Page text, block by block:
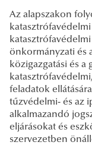
Az alapszakon
önkormányzati és
közigazgatási és a
feladatok
tűzvédelmi- és az
alkalmazandó
eljárásokat és
szervezetben